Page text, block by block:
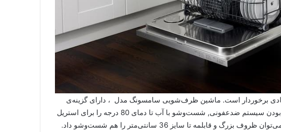
برخوردار است. ماشین ظرف‌شویی سامسونگ مدل ، دارای گزینه‌ی
نیم‌شور است. در این دستگاه به خاطر دارا بودن سیستم ضدعفونی, شست‌وشو با آب تا دمای 80 درجه را برای استریل
کردن ظروف انجام می‌دهد. در این ماشین می‌توان ظروف بزرگ و قابلمه تا سایز 36 سانتی‌متر را هم شست‌وشو داد.